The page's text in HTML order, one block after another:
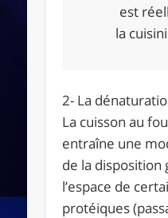
est
la
2- La
La cuisson au
entraîne une
de la disposition
l’espace de
protéiques